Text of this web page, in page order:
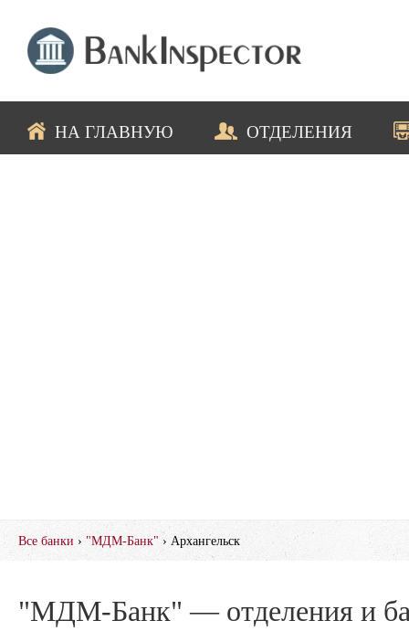
НА ГЛАВНУЮ ОТДЕЛЕНИЯ
Все банки › "МДМ-Банк" › Архангельск
"МДМ-Банк" — отделения и